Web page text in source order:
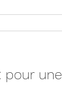
pour une